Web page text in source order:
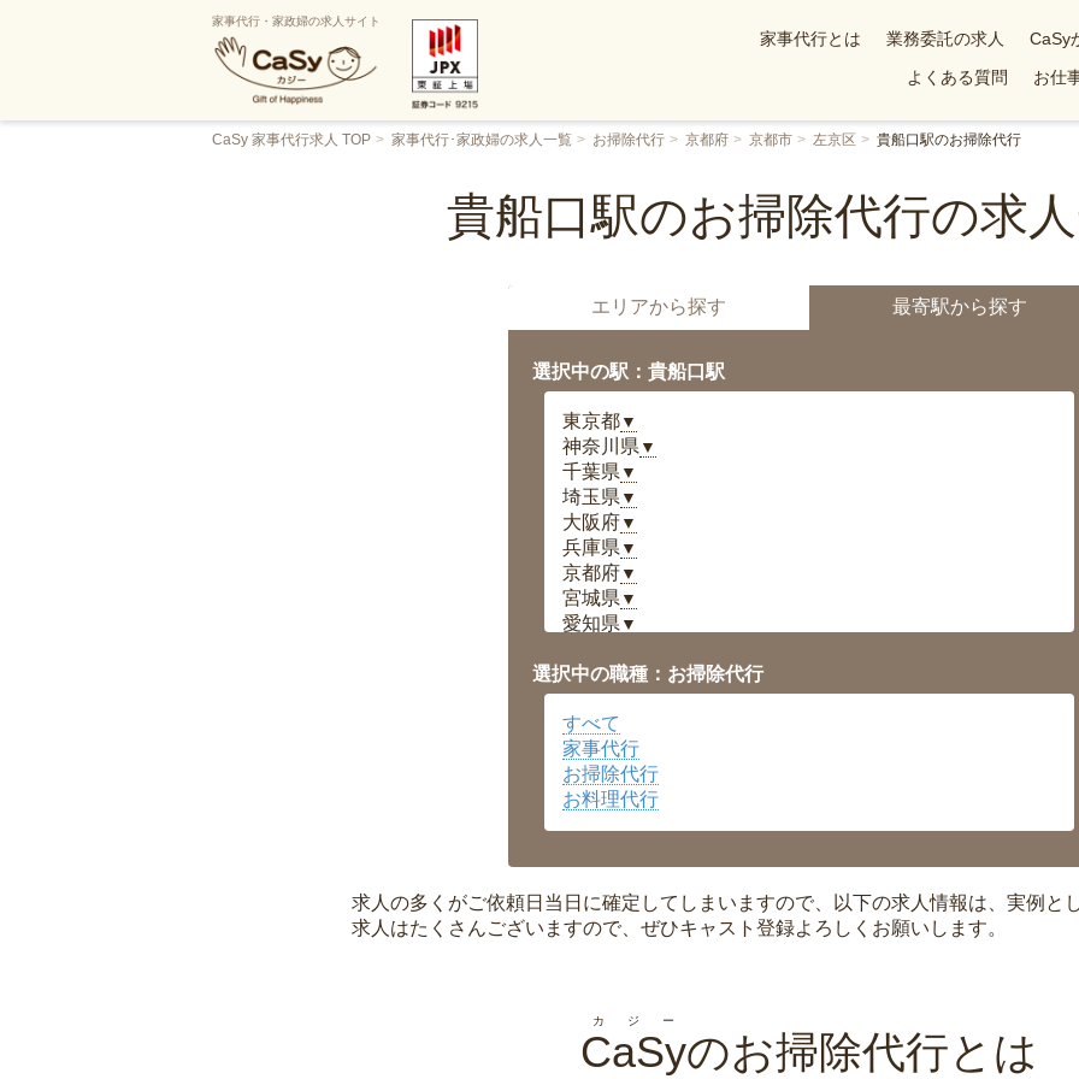
家事代行・家政婦の求人サイト
家事代行とは 業務委託の求人 CaSy
よくある質問
お仕
CaSy 家事代行求人 TOP 家事代行･家政婦の求人一覧 お掃除代行 京都府 京都市 左京区 貴船口駅のお掃除代行
貴船口駅のお掃除代行の求
エリアから探す 最寄駅から探す
選択中の駅：貴船口駅
東京都▼
神奈川県 ▼
千葉県 ▼
埼玉県 ▼
大阪府▼
兵庫県 ▼
京都府▼
宮城県 ▼
愛知県 ▼
岡山県▼
広島県▼
沖縄県
選択中の職種：お掃除代行
すべて
家事代行
お掃除代行
お料理代行
求人の多くがご依頼日当日に確定してしまいますので、以下の求人情報は、実例と
求人はたくさんございますので、ぜひキャスト登録よろしくお願いします。
CaSy
カジー
のお掃除代行とは